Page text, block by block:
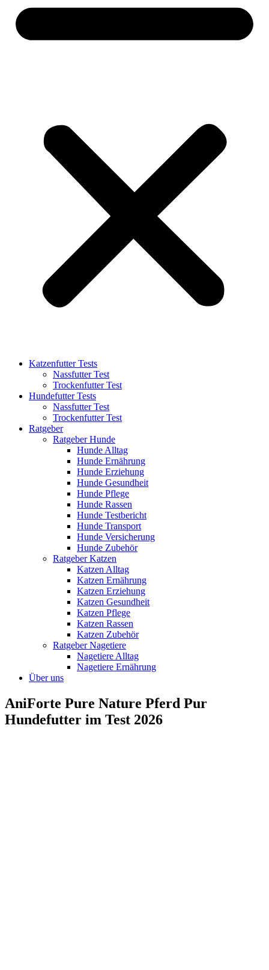
Katzenfutter Tests
Nassfutter Test
Trockenfutter Test
Hundefutter Tests
Nassfutter Test
Trockenfutter Test
Ratgeber
Ratgeber Hunde
Hunde Alltag
Hunde Ernährung
Hunde Erziehung
Hunde Gesundheit
Hunde Pflege
Hunde Rassen
Hunde Testbericht
Hunde Transport
Hunde Versicherung
Hunde Zubehör
Ratgeber Katzen
Katzen Alltag
Katzen Ernährung
Katzen Erziehung
Katzen Gesundheit
Katzen Pflege
Katzen Rassen
Katzen Zubehör
Ratgeber Nagetiere
Nagetiere Alltag
Nagetiere Ernährung
Über uns
AniForte Pure Nature Pferd Pur
Hundefutter im Test 2026